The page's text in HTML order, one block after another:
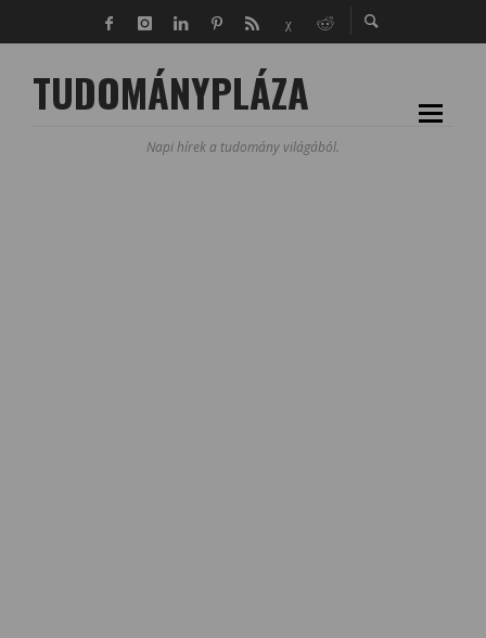
TUDOMÁNYPLÁZA
Napi hírek a tudomány világából.